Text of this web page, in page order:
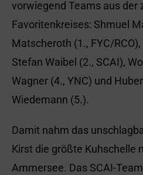
vorwiegend Teams aus der
Favoritenkreises: Shmuel
Matscheroth (1., FYC/
Stefan Waibel (2., SCAI),
Wagner (4., YNC) und
Wiedemann (5.).
Damit nahm das
Kirst die größte Kuhschelle
Ammersee. Das SCAI-